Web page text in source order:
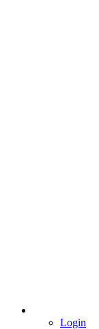
Login